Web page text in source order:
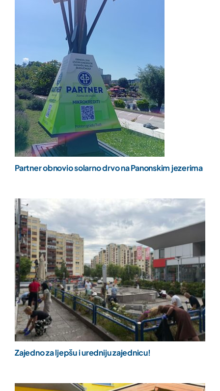
Partner obnovio solarno drvo na Panonskim jezerima
Zajedno za ljepšu i uredniju zajednicu!